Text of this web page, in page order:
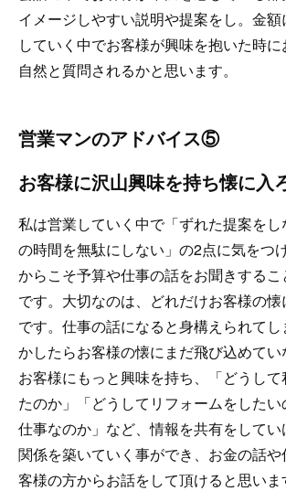
イメージしやすい説明や提案をし。金
していく中でお客様が興味を抱いた時
自然と質問されるかと思います。
営業マンのアドバイス⑤
お客様に沢山興味を持ち懐に入
私は営業していく中で「ずれた提案を
の時間を無駄にしない」の2点に気をつ
からこそ予算や仕事の話をお聞きする
です。大切なのは、どれだけお客様の
です。仕事の話になると身構えられて
かしたらお客様の懐にまだ飛び込めてい
お客様にもっと興味を持ち、「どうし
たのか」「どうしてリフォームをした
仕事なのか」など、情報を共有をして
関係を築いていく事ができ、お金の話
客様の方からお話をして頂けると思いま